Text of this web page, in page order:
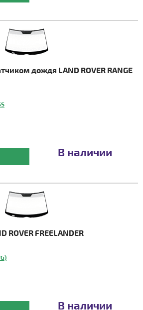
дождя LAND ROVER RANGE
В наличии
ROVER FREELANDER
В наличии